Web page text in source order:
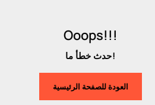
Ooops!!!
حدث خطأ ما!
العودة للصفحة الرئيسية